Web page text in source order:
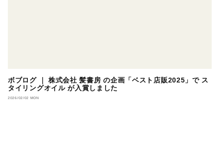
ボブログ ｜ 株式会社 髪書房 の企画「ベスト店販2025」で ス
タイリングオイル が入賞しました
2026/02/02 MON